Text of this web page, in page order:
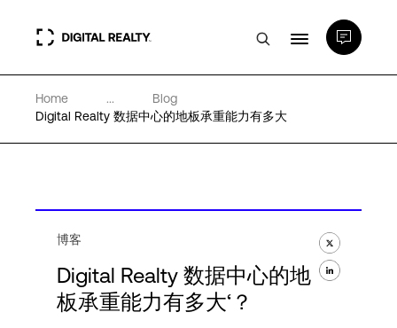
数据中心
专业知识和资源
Home ...
Blog
Digital Realty 数据中心的地板承重能力有多大
博客
Digital Realty 数据中心的地
板承重能力有多大‘？